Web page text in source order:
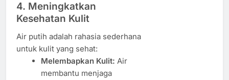
4. Meningkatkan
Kesehatan Kulit
Air putih adalah rahasia sederhana
untuk kulit yang sehat:
Melembapkan Kulit: Air
membantu menjaga